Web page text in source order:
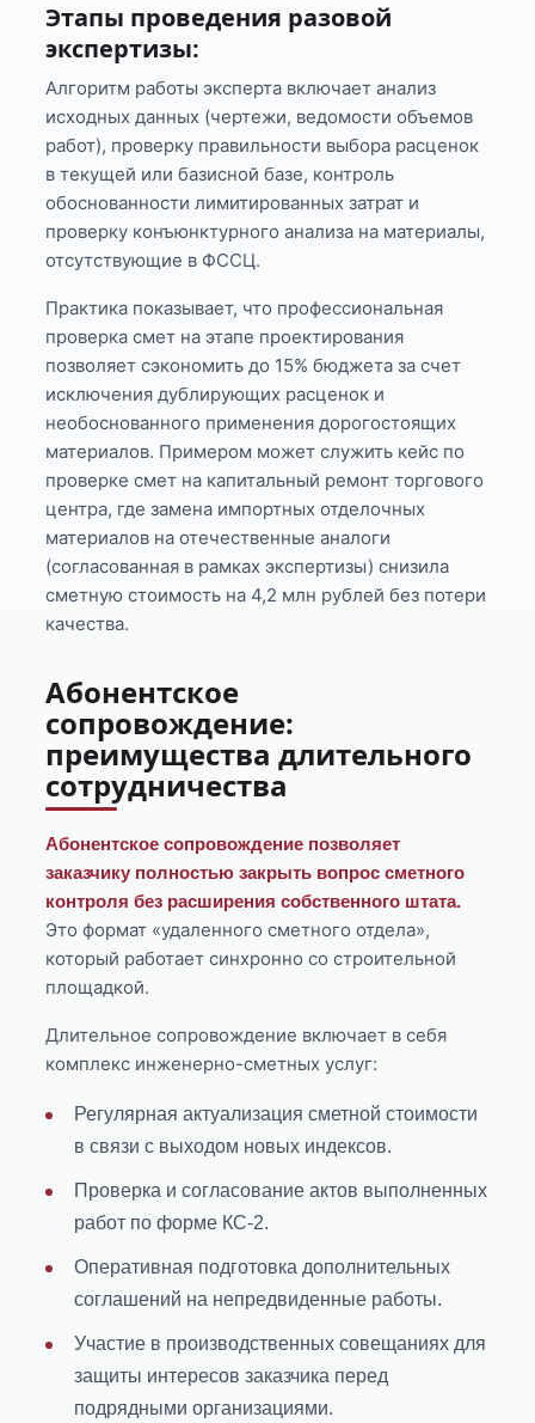
Этапы проведения разовой
экспертизы:
Алгоритм работы эксперта включает анализ
исходных данных (чертежи, ведомости объемов
работ), проверку правильности выбора расценок
в текущей или базисной базе, контроль
обоснованности лимитированных затрат и
проверку конъюнктурного анализа на материалы,
отсутствующие в ФССЦ.
Практика показывает, что профессиональная
проверка смет на этапе проектирования
позволяет сэкономить до 15% бюджета за счет
исключения дублирующих расценок и
необоснованного применения дорогостоящих
материалов. Примером может служить кейс по
проверке смет на капитальный ремонт торгового
центра, где замена импортных отделочных
материалов на отечественные аналоги
(согласованная в рамках экспертизы) снизила
сметную стоимость на 4,2 млн рублей без потери
качества.
Абонентское
сопровождение:
преимущества длительного
сотрудничества
Абонентское сопровождение позволяет
заказчику полностью закрыть вопрос сметного
контроля без расширения собственного штата.
Это формат «удаленного сметного отдела»,
который работает синхронно со строительной
площадкой.
Длительное сопровождение включает в себя
комплекс инженерно-сметных услуг:
Регулярная актуализация сметной стоимости
в связи с выходом новых индексов.
Проверка и согласование актов выполненных
работ по форме КС-2.
Оперативная подготовка дополнительных
соглашений на непредвиденные работы.
Участие в производственных совещаниях для
защиты интересов заказчика перед
подрядными организациями.